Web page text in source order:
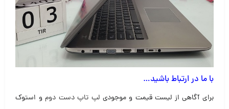
با ما در ارتباط باشید…
برای آگاهی از لیست قیمت و موجودیلپ تاپ دست دومو استوک